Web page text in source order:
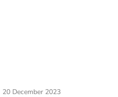
20 December 2023